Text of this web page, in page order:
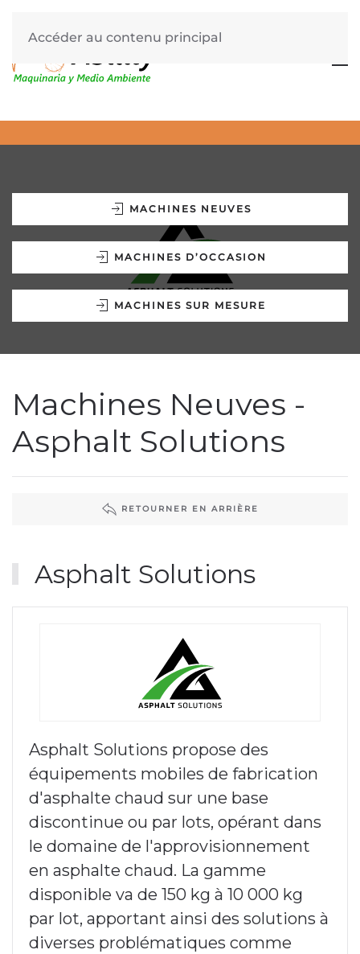
Accéder au contenu principal
MACHINES NEUVES
MACHINES D’OCCASION
MACHINES SUR MESURE
Machines Neuves -
Asphalt Solutions
RETOURNER EN ARRIÈRE
Asphalt Solutions
Asphalt Solutions propose des
équipements mobiles de fabrication
d'asphalte chaud sur une base
discontinue ou par lots, opérant dans
le domaine de l'approvisionnement
en asphalte chaud. La gamme
disponible va de 150 kg à 10 000 kg
par lot, apportant ainsi des solutions à
diverses problématiques comme